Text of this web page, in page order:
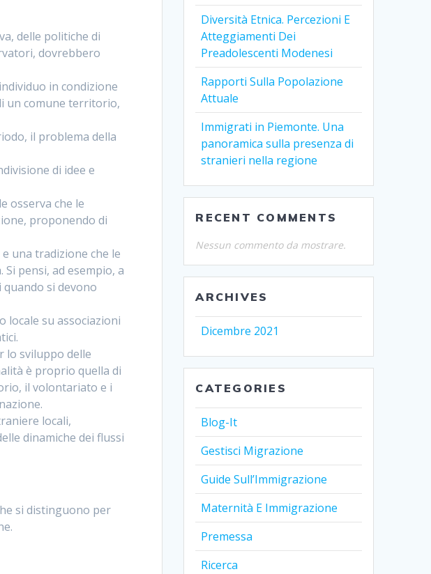
delle politiche di
dovrebbero
in condizione
un comune territorio,
il problema della
di idee e
osserva che le
proponendo di
una tradizione che le
pensi, ad esempio, a
si devono
locale su associazioni
lo sviluppo delle
è proprio quella di
il volontariato e i
locali,
dinamiche dei flussi
si distinguono per
Diversità Etnica. Percezioni E
Atteggiamenti Dei
Preadolescenti Modenesi
Rapporti Sulla Popolazione
Attuale
Immigrati in Piemonte. Una
panoramica sulla presenza di
stranieri nella regione
RECENT COMMENTS
Nessun commento da mostrare.
ARCHIVES
Dicembre 2021
CATEGORIES
Blog-It
Gestisci Migrazione
Guide Sull’Immigrazione
Maternità E Immigrazione
Premessa
Ricerca